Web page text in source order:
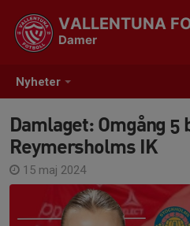
Nyheter
VALLENTUNA
Damer
Damlaget: Omgång
Reymersholms IK
15 maj 2024